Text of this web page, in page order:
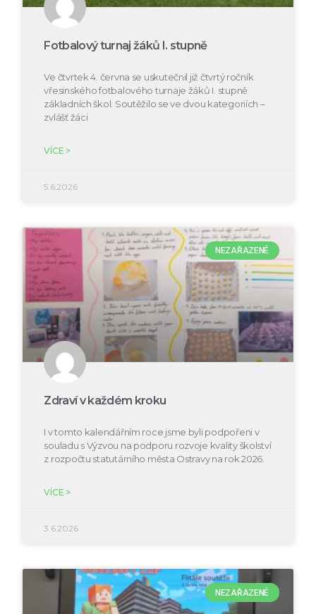
Fotbalový turnaj žáků I. stupně
Ve čtvrtek 4. června se uskutečnil již čtvrtý ročník
vřesinského fotbalového turnaje žáků I. stupně
základních škol. Soutěžilo se ve dvou kategoriích –
zvlášť žáci
VÍCE >
5.6.2026
NEZAŘAZENÉ
Zdraví v každém kroku
I v tomto kalendářním roce jsme byli podpořeni v
souladu s Výzvou na podporu rozvoje kvality školství
z rozpočtu statutárního města Ostravy na rok 2026.
VÍCE >
3.6.2026
NEZAŘAZENÉ